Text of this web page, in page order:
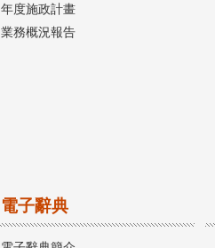
年度施政計畫
業務概況報告
電子辭典